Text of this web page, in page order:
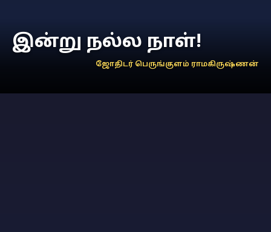
இன்று நல்ல நாள்!
ஜோதிடர் பெருங்குளம் ராமகிருஷ்ணன்